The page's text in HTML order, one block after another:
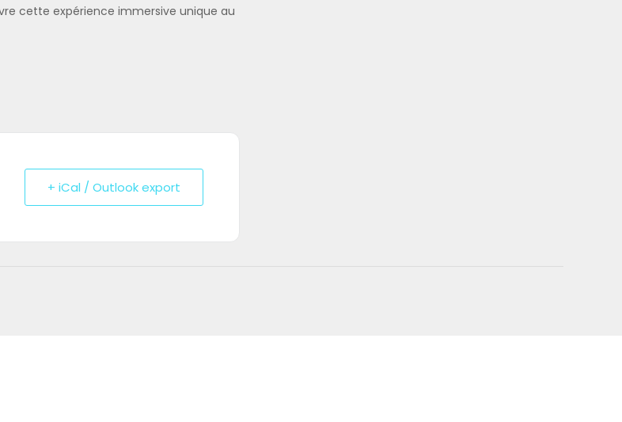
cette expérience immersive unique au
+ iCal / Outlook export